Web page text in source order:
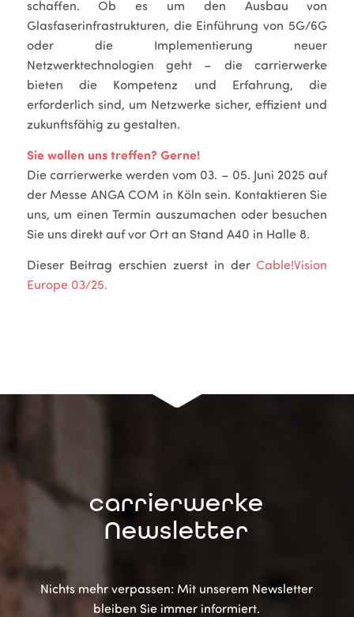
schaffen. Ob es um den Ausbau von
Glasfaserinfrastrukturen, die Einführung von 5G/6G
oder die Implementierung neuer
Netzwerktechnologien geht – die carrierwerke
bieten die Kompetenz und Erfahrung, die
erforderlich sind, um Netzwerke sicher, effizient und
zukunftsfähig zu gestalten.
Sie wollen uns treffen? Gerne!
Die carrierwerke werden vom 03. – 05. Juni 2025 auf
der Messe ANGA COM in Köln sein. Kontaktieren Sie
uns, um einen Termin auszumachen oder besuchen
Sie uns direkt auf vor Ort an Stand A40 in Halle 8.
Dieser Beitrag erschien zuerst in derCable!Vision
Europe 03/25.
carrierwerke
Newsletter
Nichts mehr verpassen: Mit unserem Newsletter
bleiben Sie immer informiert.